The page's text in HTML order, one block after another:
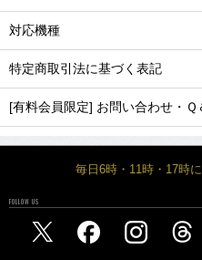
対応機種
特定商取引法に基づく表記
[有料会員限定] お問い合わせ・Ｑ
毎日6時・11時・17時
FOLLOW US